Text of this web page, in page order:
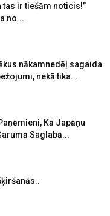
tas ir tiešām noticis!”
no...
nākamnedēļ sagaida
nekā tika...
Kā Japāņu
Saglabā...